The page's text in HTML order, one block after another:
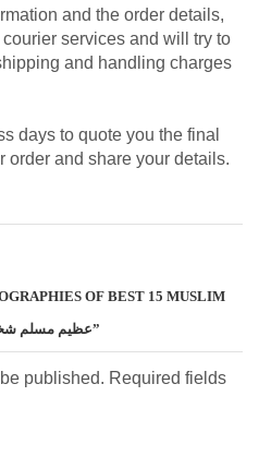
and the order details,
services and will try to
and handling charges
days to quote you the final
order and share your details.
OF BEST 15 MUSLIM
عظیم مسلم شخصیات کی زندگی پر مستند 15 کتابیں”
published. Required fields